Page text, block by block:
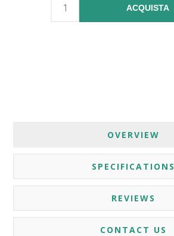
ACQUISTA
OVERVIEW
SPECIFICATIONS
REVIEWS
CONTACT US